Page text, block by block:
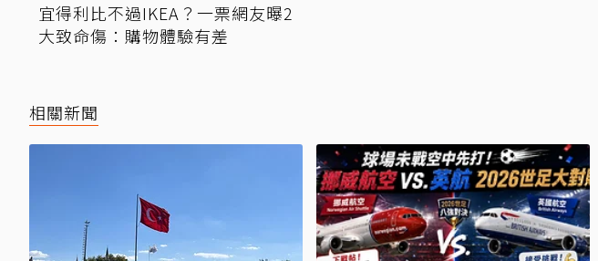
宜得利比不過IKEA？一票網友曝2
大致命傷：購物體驗有差
相關新聞